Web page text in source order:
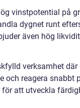
vinstpotential på
dygnet runt
även hög
verksamhet
och reagera snabbt
att utveckla